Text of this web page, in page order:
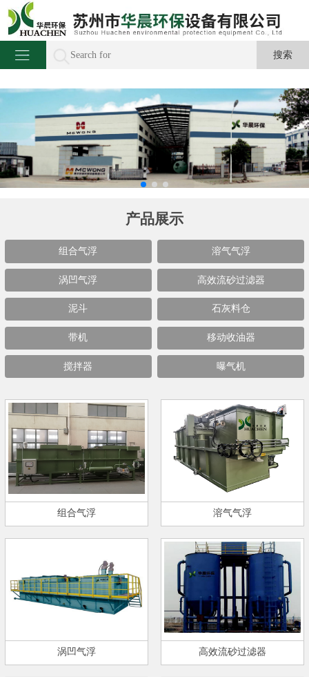
产品展示
组合气浮 溶气气浮
涡凹气浮 高效流砂过滤器
泥斗 石灰料仓
带机 移动收油器
搅拌器 曝气机
组合气浮 溶气气浮
涡凹气浮 高效流砂过滤器